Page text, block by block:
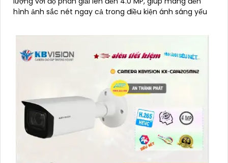
hình ảnh sắc nét ngay cả trong điều kiện ánh sáng yếu